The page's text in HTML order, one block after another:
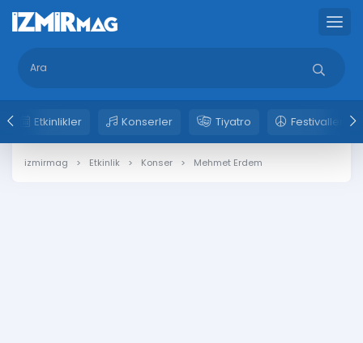
Etkinlikler Konserler Tiyatro Festivaller
izmirmag Etkinlik Konser Mehmet Erdem